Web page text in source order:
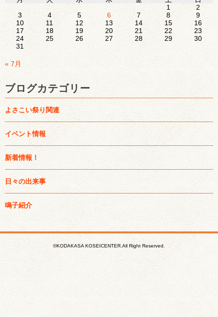
1
2
3
4 5 6 7 8
9
10
11 12 13 14 15
16
17
18 19 20 21 22
23
24
25 26 27 28 29
30
31
« 7月
ブログカテゴリー
よさこい祭り関連
イベント情報
新着情報！
日々の出来事
鳴子紹介
©KODAKASA KOSEICENTER.All Right Reserved.